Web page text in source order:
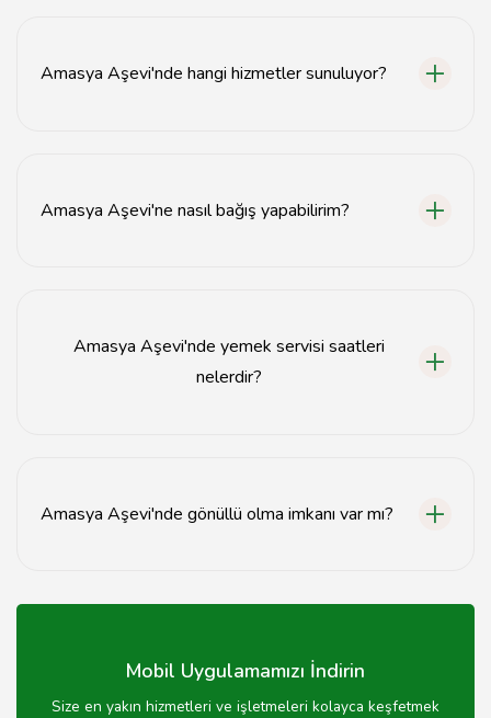
Amasya Aşevi'nde hangi hizmetler sunuluyor?
Amasya Aşevi'ne nasıl bağış yapabilirim?
Amasya Aşevi'nde yemek servisi saatleri
nelerdir?
Amasya Aşevi'nde gönüllü olma imkanı var mı?
isteyenler için fırsatlar bulunmaktadır.
Mobil Uygulamamızı İndirin
Size en yakın hizmetleri ve işletmeleri kolayca keşfetmek